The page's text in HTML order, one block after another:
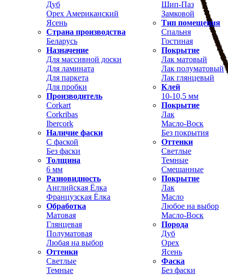
Дуб
Орех Американский
Ясень
Страна производства
Беларусь
Шип-Паз
Замковой
Тип помещения
Спальня
Гостиная
Назначение
Для массивной доски
Для ламината
Для паркета
Для пробки
Покрытие
Лак матовый
Лак полуматовый
Лак глянцевый
Клей
Производитель
Corkart
Corkribas
Ibercork
Наличие фаски
С фаской
Без фаски
Толщина
6 мм
10-10,5 мм
Покрытие
Лак
Масло-Воск
Без покрытия
Оттенки
Светлые
Темные
Смешанные
Разновидность
Английская Ёлка
Французская Ёлка
Обработка
Матовая
Глянцевая
Полуматовая
Любая на выбор
Оттенки
Светлые
Темные
Покрытие
Лак
Масло
Любое на выбор
Масло-Воск
Порода
Дуб
Орех
Ясень
Фаска
Без фаски